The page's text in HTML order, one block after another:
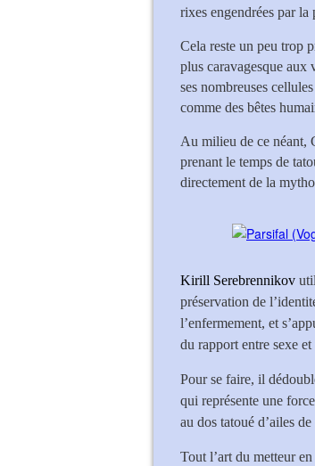
rixes engendrées par la
Cela reste un peu trop
plus caravagesque aux
ses nombreuses
comme des bêtes
Au milieu de ce néant,
prenant le temps de
directement de la
Kirill Serebrennikov
préservation de
l’enfermement, et
du rapport entre sexe
Pour se faire, il
qui représente une
au dos tatoué d’ailes
Tout l’art du metteur